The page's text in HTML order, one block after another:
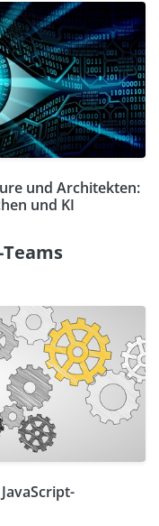
und Architekten:
und KI